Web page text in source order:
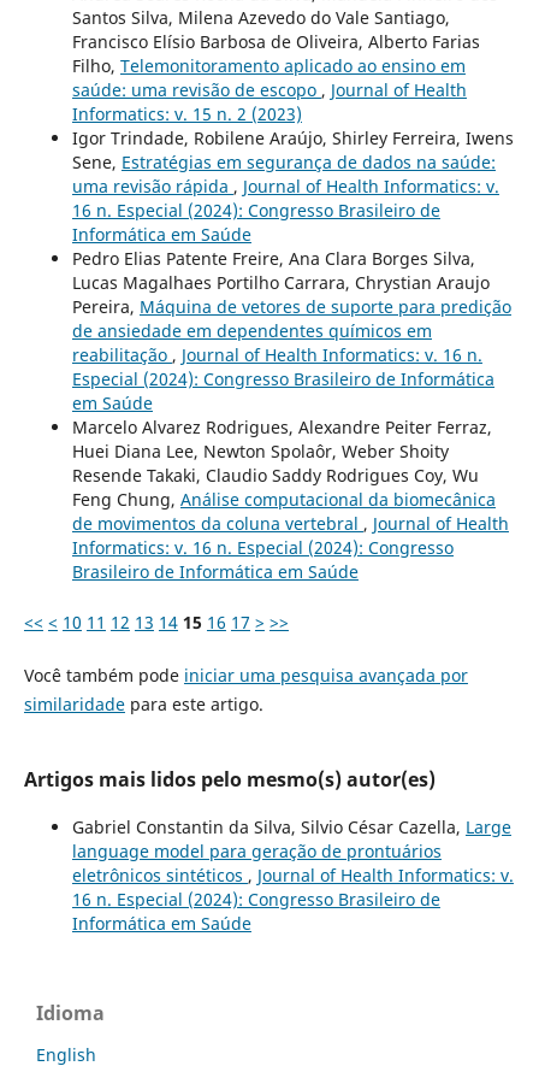
Santos Silva, Milena Azevedo do Vale Santiago,
Francisco Elísio Barbosa de Oliveira, Alberto Farias
Filho, Telemonitoramento aplicado ao ensino em
saúde: uma revisão de escopo , Journal of Health
Informatics: v. 15 n. 2 (2023)
Igor Trindade, Robilene Araújo, Shirley Ferreira, Iwens
Sene, Estratégias em segurança de dados na saúde:
uma revisão rápida , Journal of Health Informatics: v.
16 n. Especial (2024): Congresso Brasileiro de
Informática em Saúde
Pedro Elias Patente Freire, Ana Clara Borges Silva,
Lucas Magalhaes Portilho Carrara, Chrystian Araujo
Pereira, Máquina de vetores de suporte para predição
de ansiedade em dependentes químicos em
reabilitação , Journal of Health Informatics: v. 16 n.
Especial (2024): Congresso Brasileiro de Informática
em Saúde
Marcelo Alvarez Rodrigues, Alexandre Peiter Ferraz,
Huei Diana Lee, Newton Spolaôr, Weber Shoity
Resende Takaki, Claudio Saddy Rodrigues Coy, Wu
Feng Chung, Análise computacional da biomecânica
de movimentos da coluna vertebral , Journal of Health
Informatics: v. 16 n. Especial (2024): Congresso
Brasileiro de Informática em Saúde
<< < 10 11 12 13 14 15 16 17 > >>
Você também pode iniciar uma pesquisa avançada por
similaridadepara este artigo.
Artigos mais lidos pelo mesmo(s) autor(es)
Gabriel Constantin da Silva, Silvio César Cazella, Large
language model para geração de prontuários
eletrônicos sintéticos , Journal of Health Informatics: v.
16 n. Especial (2024): Congresso Brasileiro de
Informática em Saúde
Idioma
English